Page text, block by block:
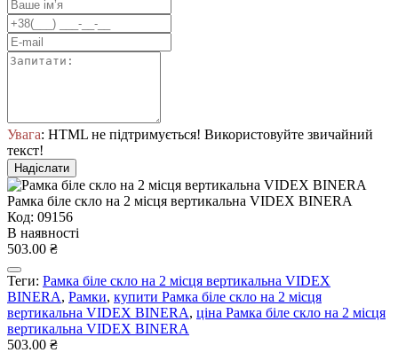
Увага: HTML не підтримується! Використовуйте звичайний
текст!
Надіслати
Рамка біле скло на 2 місця вертикальна VIDEX BINERA
Код: 09156
В наявності
503.00 ₴
Теги: Рамка біле скло на 2 місця вертикальна VIDEX
BINERA, Рамки, купити Рамка біле скло на 2 місця
вертикальна VIDEX BINERA, ціна Рамка біле скло на 2 місця
вертикальна VIDEX BINERA
503.00 ₴